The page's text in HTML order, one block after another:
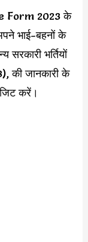
Form 2023 के
भाई-बहनों के
भर्तियों
जानकारी के
करें।